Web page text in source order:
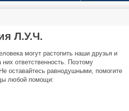
Л.У.Ч.
могут растопить наши друзья и
ответственность. Поэтому
оставайтесь равнодушными, помогите
любой помощи: